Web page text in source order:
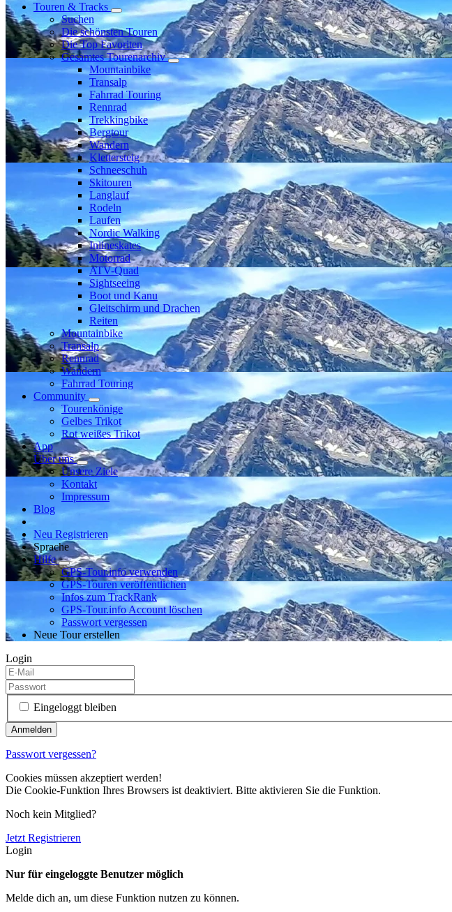
Touren & Tracks
Suchen
Die schönsten Touren
Die Top Favoriten
Gesamtes Tourenarchiv
Mountainbike
Transalp
Fahrrad Touring
Rennrad
Trekkingbike
Bergtour
Wandern
Klettersteig
Schneeschuh
Skitouren
Langlauf
Rodeln
Laufen
Nordic Walking
Inlineskates
Motorrad
ATV-Quad
Sightseeing
Boot und Kanu
Gleitschirm und Drachen
Reiten
Mountainbike
Transalp
Rennrad
Wandern
Fahrrad Touring
Community
Tourenkönige
Gelbes Trikot
Rot weißes Trikot
App
Über uns
Unsere Ziele
Kontakt
Impressum
Blog
Neu Registrieren
Sprache
Hilfe
GPS-Tour.info verwenden
GPS-Touren veröffentlichen
Infos zum TrackRank
GPS-Tour.info Account löschen
Passwort vergessen
Neue Tour erstellen
Login
Eingeloggt bleiben
Passwort vergessen?
Cookies müssen akzeptiert werden!
Die Cookie-Funktion Ihres Browsers ist deaktiviert. Bitte aktivieren Sie die Funktion.
Noch kein Mitglied?
Jetzt Registrieren
Login
Nur für eingeloggte Benutzer möglich
Melde dich an, um diese Funktion nutzen zu können.